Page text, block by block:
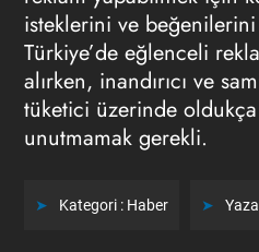
isteklerini ve beğenilerini
Türkiye’de eğlenceli
alırken, inandırıcı ve
tüketici üzerinde
unutmamak gerekli.
Kategori : Haber